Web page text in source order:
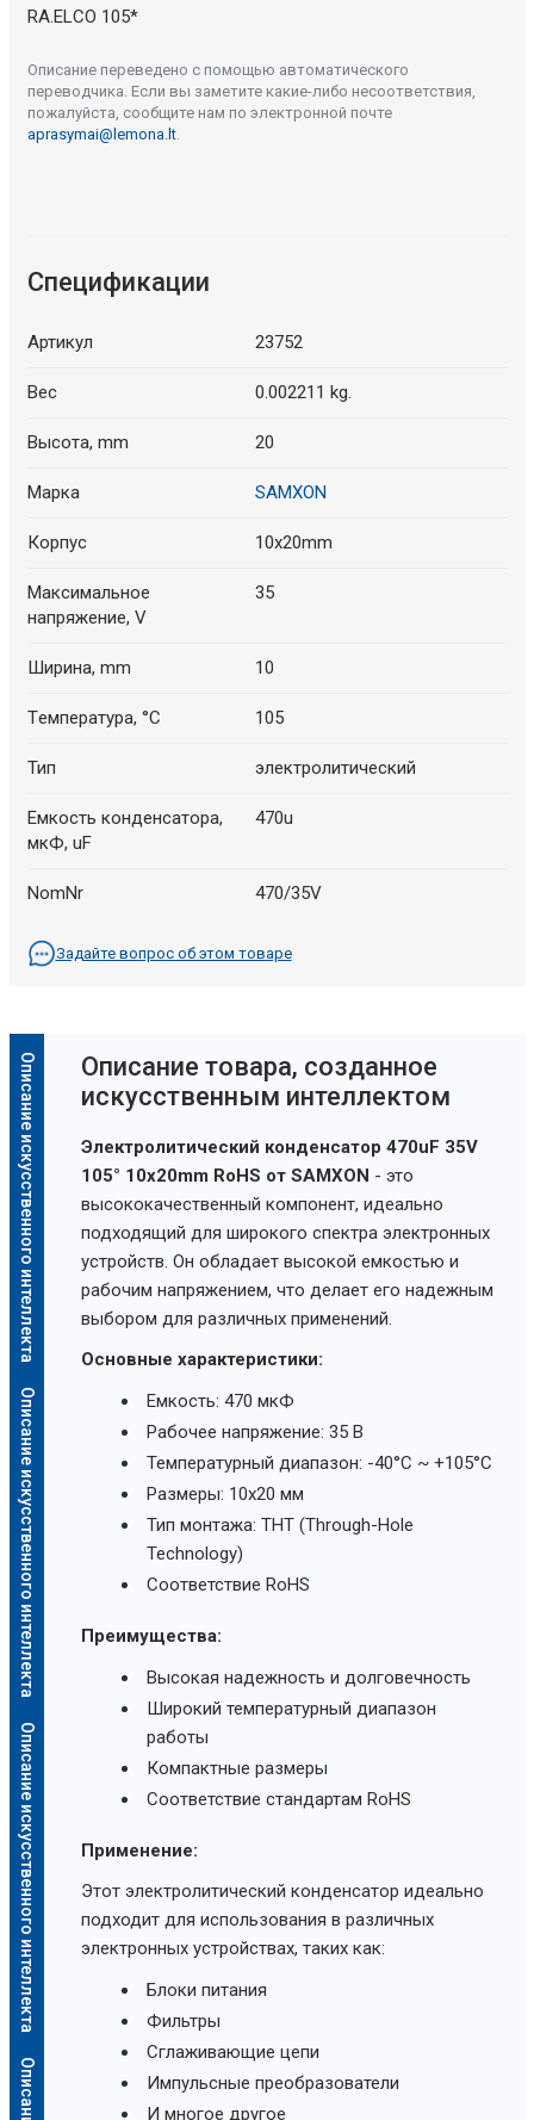
RA.ELCO 105*
Описание переведено с помощью автоматического
переводчика. Если вы заметите какие-либо несоответствия,
пожалуйста, сообщите нам по электронной почте
aprasymai@lemona.lt.
Спецификации
Артикул 23752
Вес 0.002211 kg.
Высота, mm 20
Марка SAMXON
Корпус 10x20mm
Максимальное
напряжение, V
35
Ширина, mm 10
Tемпература, °C 105
Тип электролитический
Емкость конденсатора,
мкФ, uF
470u
NomNr 470/35V
Задайте вопрос об этом товаре
Описание искусственного интеллекта
Описание искусственного интеллекта
Описание искусственного интеллекта
Oписание товара, созданное
искусственным интеллектом
Электролитический конденсатор 470uF 35V
105° 10x20mm RoHS от SAMXON - это
высококачественный компонент, идеально
подходящий для широкого спектра электронных
устройств. Он обладает высокой емкостью и
рабочим напряжением, что делает его надежным
выбором для различных применений.
Основные характеристики:
Емкость: 470 мкФ
Рабочее напряжение: 35 В
Температурный диапазон: -40°C ~ +105°C
Размеры: 10x20 мм
Тип монтажа: THT (Through-Hole
Technology)
Соответствие RoHS
Преимущества:
Высокая надежность и долговечность
Широкий температурный диапазон
работы
Компактные размеры
Соответствие стандартам RoHS
Применение:
Этот электролитический конденсатор идеально
подходит для использования в различных
электронных устройствах, таких как:
Блоки питания
Фильтры
Сглаживающие цепи
Импульсные преобразователи
И многое другое